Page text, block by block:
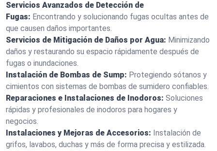
Servicios Avanzados de Detección de
Fugas: Encontrando y solucionando fugas ocultas antes de
que causen daños importantes.
Servicios de Mitigación de Daños por Agua: Minimizando
daños y restaurando su espacio rápidamente después de
fugas o inundaciones.
Instalación de Bombas de Sump: Protegiendo sótanos y
cimientos con sistemas de bombas de sumidero confiables.
Reparaciones e Instalaciones de Inodoros: Soluciones
rápidas y profesionales de inodoros para hogares y
negocios.
Instalaciones y Mejoras de Accesorios: Instalación de
grifos, lavabos, duchas y más de forma precisa y estilizada.